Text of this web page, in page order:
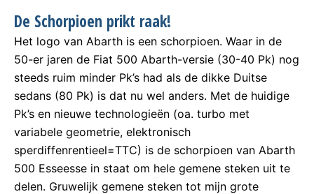
De Schorpioen prikt raak!
Het logo van Abarth is een schorpioen. Waar in de
50-er jaren de Fiat 500 Abarth-versie (30-40 Pk) nog
steeds ruim minder Pk’s had als de dikke Duitse
sedans (80 Pk) is dat nu wel anders. Met de huidige
Pk’s en nieuwe technologieën (oa. turbo met
variabele geometrie, elektronisch
sperdiffenrentieel=TTC) is de schorpioen van Abarth
500 Esseesse in staat om hele gemene steken uit te
delen. Gruwelijk gemene steken tot mijn grote